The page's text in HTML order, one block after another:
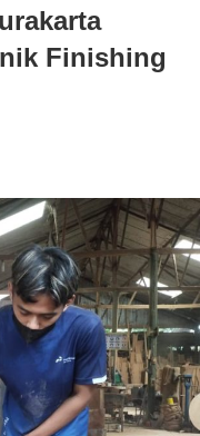
Finishing